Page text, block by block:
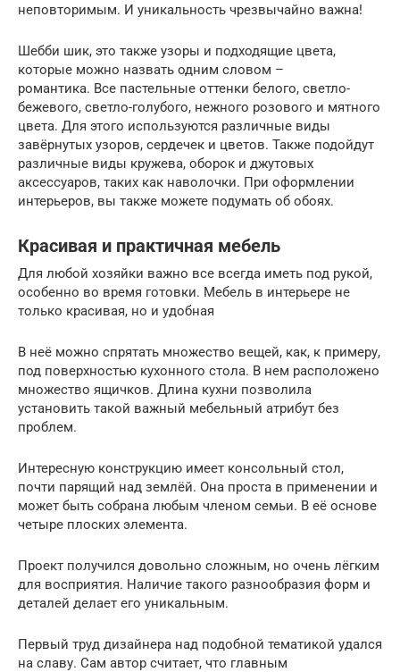
неповторимым. И уникальность чрезвычайно важна!
Шебби шик, это также узоры и подходящие цвета,
которые можно назвать одним словом –
романтика. Все пастельные оттенки белого, светло-
бежевого, светло-голубого, нежного розового и мятного
цвета. Для этого используются различные виды
завёрнутых узоров, сердечек и цветов. Также подойдут
различные виды кружева, оборок и джутовых
аксессуаров, таких как наволочки. При оформлении
интерьеров, вы также можете подумать об обоях.
Красивая и практичная мебель
Для любой хозяйки важно все всегда иметь под рукой,
особенно во время готовки. Мебель в интерьере не
только красивая, но и удобная
В неё можно спрятать множество вещей, как, к примеру,
под поверхностью кухонного стола. В нем расположено
множество ящичков. Длина кухни позволила
установить такой важный мебельный атрибут без
проблем.
Интересную конструкцию имеет консольный стол,
почти парящий над землёй. Она проста в применении и
может быть собрана любым членом семьи. В её основе
четыре плоских элемента.
Проект получился довольно сложным, но очень лёгким
для восприятия. Наличие такого разнообразия форм и
деталей делает его уникальным.
Первый труд дизайнера над подобной тематикой удался
на славу. Сам автор считает, что главным